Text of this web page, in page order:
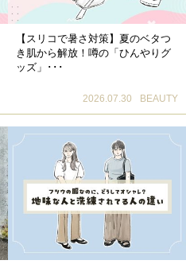
【スリコで暑さ対策】夏のベタつ
き肌から解放！噂の「ひんやりグ
ッズ」･･･
2026.07.30 BEAUTY